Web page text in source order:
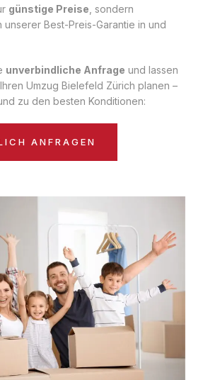
günstige Preise , sondern
Best-Preis-Garantie in und
unverbindliche Anfrage und lassen
Umzug Bielefeld Zürich planen –
zu den besten Konditionen:
ANFRAGEN